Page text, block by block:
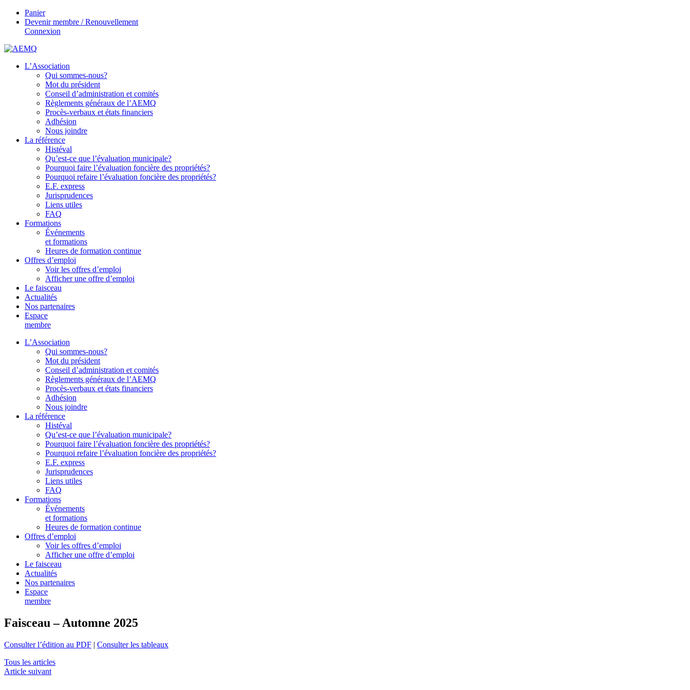
Panier
Devenir membre / Renouvellement
Connexion
L’Association
Qui sommes-nous?
Mot du président
Conseil d’administration et comités
Règlements généraux de l’AEMQ
Procès-verbaux et états financiers
Adhésion
Nous joindre
La référence
Histéval
Qu’est-ce que l’évaluation municipale?
Pourquoi faire l’évaluation foncière des propriétés?
Pourquoi refaire l’évaluation foncière des propriétés?
E.F. express
Jurisprudences
Liens utiles
FAQ
Formations
Événements
et formations
Heures de formation continue
Offres d’emploi
Voir les offres d’emploi
Afficher une offre d’emploi
Le faisceau
Actualités
Nos partenaires
Espace
membre
L’Association
Qui sommes-nous?
Mot du président
Conseil d’administration et comités
Règlements généraux de l’AEMQ
Procès-verbaux et états financiers
Adhésion
Nous joindre
La référence
Histéval
Qu’est-ce que l’évaluation municipale?
Pourquoi faire l’évaluation foncière des propriétés?
Pourquoi refaire l’évaluation foncière des propriétés?
E.F. express
Jurisprudences
Liens utiles
FAQ
Formations
Événements
et formations
Heures de formation continue
Offres d’emploi
Voir les offres d’emploi
Afficher une offre d’emploi
Le faisceau
Actualités
Nos partenaires
Espace
membre
Faisceau – Automne 2025
Consulter l’édition au PDF | Consulter les tableaux
Tous les articles
Article suivant